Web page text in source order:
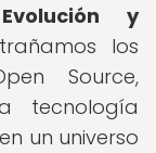
y
los
Source,
tecnología
un universo